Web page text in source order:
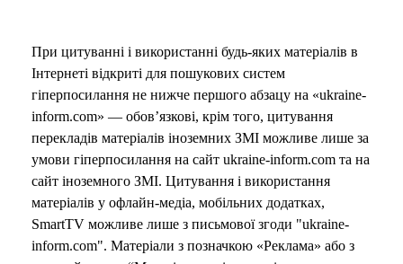
При цитуванні і використанні будь-яких матеріалів в
Інтернеті відкриті для пошукових систем
гіперпосилання не нижче першого абзацу на «ukraine-
inform.com» — обов’язкові, крім того, цитування
перекладів матеріалів іноземних ЗМІ можливе лише за
умови гіперпосилання на сайт ukraine-inform.com та на
сайт іноземного ЗМІ. Цитування і використання
матеріалів у офлайн-медіа, мобільних додатках,
SmartTV можливе лише з письмової згоди "ukraine-
inform.com". Матеріали з позначкою «Реклама» або з